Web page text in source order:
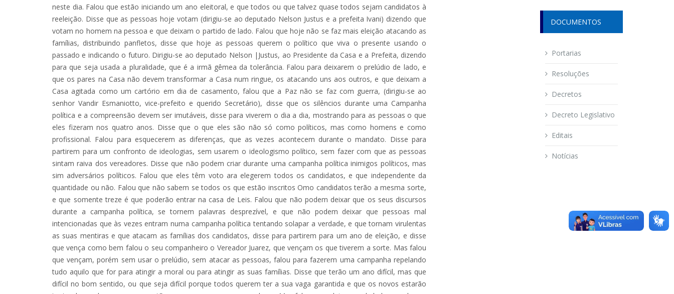
neste dia. Falou que estão iniciando um ano eleitoral, e que todos ou que talvez quase todos sejam candidatos à
reeleição. Disse que as pessoas hoje votam (dirigiu-se ao deputado Nelson Justus e a prefeita Ivani) dizendo que
votam no homem na pessoa e que deixam o partido de lado. Falou que hoje não se faz mais eleição atacando as
famílias, distribuindo panfletos, disse que hoje as pessoas querem o político que viva o presente usando o
passado e indicando o futuro. Dirigiu-se ao deputado Nelson |Justus, ao Presidente da Casa e a Prefeita, dizendo
para que seja usada a pluralidade, que é a irmã gêmea da tolerância. Falou para deixarem o prelúdio de lado, e
que os pares na Casa não devem transformar a Casa num ringue, os atacando uns aos outros, e que deixam a
Casa agitada como um cartório em dia de casamento, falou que a Paz não se faz com guerra, (dirigiu-se ao
senhor Vandir Esmaniotto, vice-prefeito e querido Secretário), disse que os silêncios durante uma Campanha
política e a compreensão devem ser imutáveis, disse para viverem o dia a dia, mostrando para as pessoas o que
eles fizeram nos quatro anos. Disse que o que eles são não só como políticos, mas como homens e como
profissional. Falou para esquecerem as diferenças, que as vezes acontecem durante o mandato. Disse para
partirem para um confronto de ideologias, sem usarem o ideologismo político, sem fazer com que as pessoas
sintam raiva dos vereadores. Disse que não podem criar durante uma campanha política inimigos políticos, mas
sim adversários políticos. Falou que eles têm voto ara elegerem todos os candidatos, e que independente da
quantidade ou não. Falou que não sabem se todos os que estão inscritos Omo candidatos terão a mesma sorte,
e que somente treze é que poderão entrar na casa de Leis. Falou que não podem deixar que os seus discursos
durante a campanha política, se tornem palavras desprezível, e que não podem deixar que pessoas mal
intencionadas que às vezes entram numa campanha política tentando solapar a verdade, e que tornam virulentas
as suas mentiras e que atacam as famílias dos candidatos, disse para partirem para um ano de eleição, e disse
que vença como bem falou o seu companheiro o Vereador Juarez, que vençam os que tiverem a sorte. Mas falou
que vençam, porém sem usar o prelúdio, sem atacar as pessoas, falou para fazerem uma campanha repelando
tudo aquilo que for para atingir a moral ou para atingir as suas famílias. Disse que terão um ano difícil, mas que
difícil no bom sentido, ou que seja difícil porque todos querem ter a sua vaga garantida e que os novos estarão
DOCUMENTOS
Portarias
Resoluções
Decretos
Decreto Legislativo
Editais
Notícias